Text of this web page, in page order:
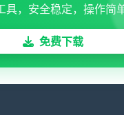
具，安全稳定，操作简
免费下载